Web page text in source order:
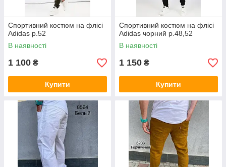
Спортивний костюм на флісі
Adidas р.52
В наявності
1 100 ₴
Купити
Спортивний костюм на флісі
Adidas чорний р.48,52
В наявності
1 150 ₴
Купити